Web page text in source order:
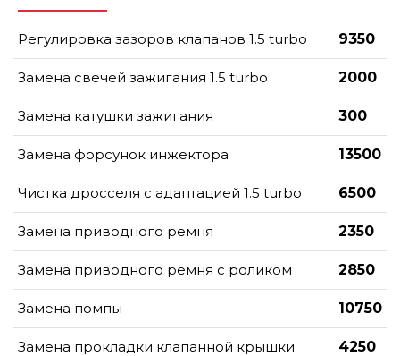
Регулировка зазоров клапанов 1.5 turbo 9350
Замена свечей зажигания 1.5 turbo 2000
Замена катушки зажигания 300
Замена форсунок инжектора 13500
Чистка дросселя с адаптацией 1.5 turbo 6500
Замена приводного ремня 2350
Замена приводного ремня с роликом 2850
Замена помпы 10750
Замена прокладки клапанной крышки
4250